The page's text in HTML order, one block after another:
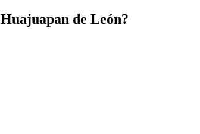
de León?